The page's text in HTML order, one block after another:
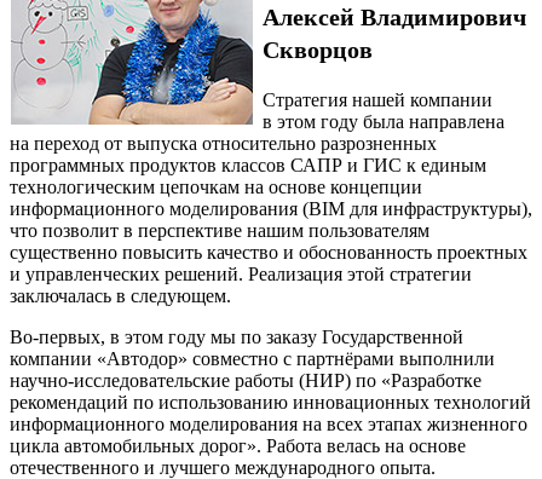
Алексей Владимирович
Скворцов
Стратегия нашей компании
в этом году была направлена
на переход от выпуска относительно разрозненных
программных продуктов классов САПР и ГИС к единым
технологическим цепочкам на основе концепции
информационного моделирования (BIM для инфраструктуры),
что позволит в перспективе нашим пользователям
существенно повысить качество и обоснованность проектных
и управленческих решений. Реализация этой стратегии
заключалась в следующем.
Во-первых, в этом году мы по заказу Государственной
компании «Автодор» совместно с партнёрами выполнили
научно-исследовательские работы (НИР) по «Разработке
рекомендаций по использованию инновационных технологий
информационного моделирования на всех этапах жизненного
цикла автомобильных дорог». Работа велась на основе
отечественного и лучшего международного опыта.